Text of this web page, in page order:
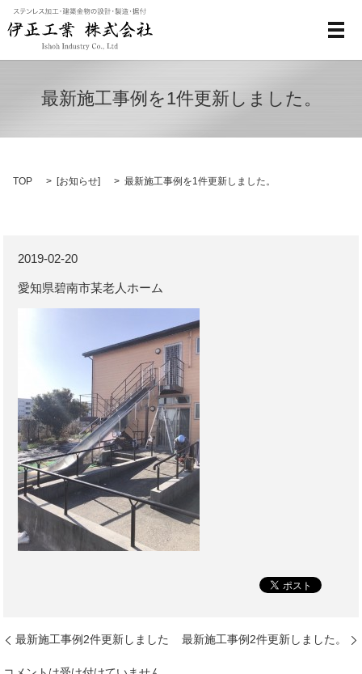
メ
最新施工事例を1件更新しました。
TOP [お知らせ] 最新施工事例を1件更新しました。
2019-02-20
愛知県碧南市某老人ホーム
最新施工事例2件更新しました 最新施工事例2件更新しました。